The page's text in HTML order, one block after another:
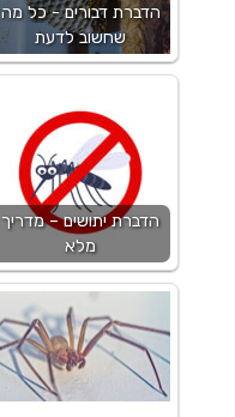
הדברת דבורים - כל מה
שחשוב לדעת
הדברת יתושים – מדריך
מלא